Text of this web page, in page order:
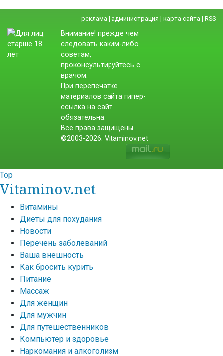
реклама | администрация | карта сайта | RSS
Внимание! прежде чем
следовать каким-либо
советам,
проконсультируйтесь с
врачом.
При перепечатке
материалов сайта гипер-
ссылка на сайт
обязательна.
Все права защищены
©2003-2026. Vitaminov.net
Top
Vitaminov.net
Витамины
Диеты для похудания
Новости
Перечень заболеваний
Ваша внешность
Как бросить курить
Питание
Массаж
Для женщин
Для мужчин
Для путешественников
Компьютер и здоровье
Наркомания и алкоголизм